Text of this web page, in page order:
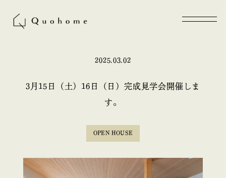
2025.03.02
3月15日（土）16日（日）完成見学会開催しま
す。
OPEN HOUSE